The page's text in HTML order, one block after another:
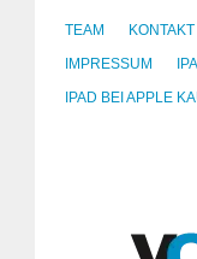
TEAM KONTAKT
IMPRESSUM
IPAD BEI APPLE